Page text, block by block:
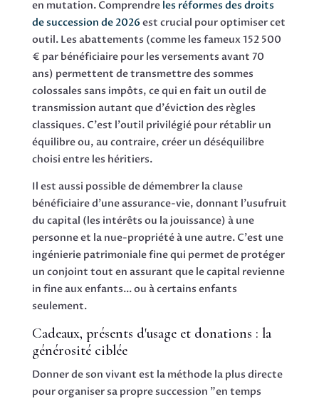
en mutation. Comprendre les réformes des droits
de succession de 2026 est crucial pour optimiser cet
outil. Les abattements (comme les fameux 152 500
€ par bénéficiaire pour les versements avant 70
ans) permettent de transmettre des sommes
colossales sans impôts, ce qui en fait un outil de
transmission autant que d'éviction des règles
classiques. C'est l'outil privilégié pour rétablir un
équilibre ou, au contraire, créer un déséquilibre
choisi entre les héritiers.
Il est aussi possible de démembrer la clause
bénéficiaire d'une assurance-vie, donnant l'usufruit
du capital (les intérêts ou la jouissance) à une
personne et la nue-propriété à une autre. C'est une
ingénierie patrimoniale fine qui permet de protéger
un conjoint tout en assurant que le capital revienne
in fine aux enfants... ou à certains enfants
seulement.
Cadeaux, présents d'usage et donations : la
générosité ciblée
Donner de son vivant est la méthode la plus directe
pour organiser sa propre succession "en temps